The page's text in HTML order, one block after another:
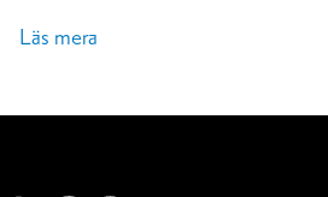
Läs mera